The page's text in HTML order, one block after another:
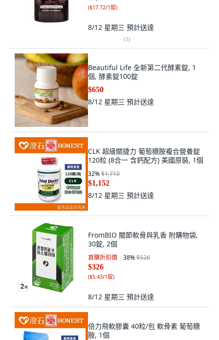
($17.72/1錠)
8/12 星期三 預計送達
(5)
Beautiful Life 全新第二代酵素錠, 1
個, 酵素錠100錠
$650
8/12 星期三 預計送達
CLK 超級關捷力 葡萄糖胺複合營養錠
120粒 (8合一 含鈣配方) 美國原裝, 1個
32%$1,710
$1,152
8/12 星期三 預計送達
FromBIO 關節軟骨與乳香 附購物袋,
30錠, 2個
首購折扣價 38%$526
$326
($5.43/1錠)
8/12 星期三 預計送達
倍力飛軟膠囊 40粒/包 軟骨素 葡萄糖
胺, 1個